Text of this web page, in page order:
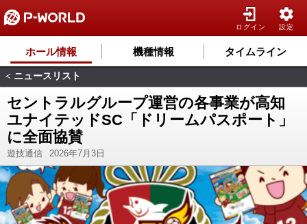
ログイン 設定
ホール情報 機種情報 タイムライン
< ニュースリスト
セントラルグループ運営の各事業が高知
ユナイテッドSC「ドリームパスポート」
に全面協賛
遊技通信 2026年7月3日